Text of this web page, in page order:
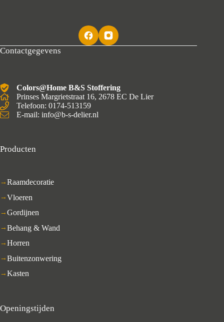
Contactgegevens
Colors@Home B&S Stoffering
Prinses Margrietstraat 16, 2678 EC De Lier
Telefoon: 0174-513159
E-mail: info@b-s-delier.nl
Producten
Raamdecoratie
Vloeren
Gordijnen
Behang & Wand
Horren
Buitenzonwering
Kasten
Openingstijden